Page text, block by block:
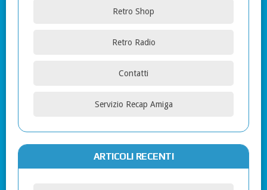
Retro Shop
Retro Radio
Contatti
Servizio Recap Amiga
ARTICOLI RECENTI